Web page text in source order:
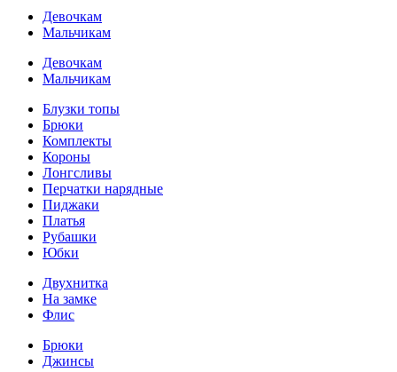
Девочкам
Мальчикам
Девочкам
Мальчикам
Блузки топы
Брюки
Комплекты
Короны
Лонгсливы
Перчатки нарядные
Пиджаки
Платья
Рубашки
Юбки
Двухнитка
На замке
Флис
Брюки
Джинсы